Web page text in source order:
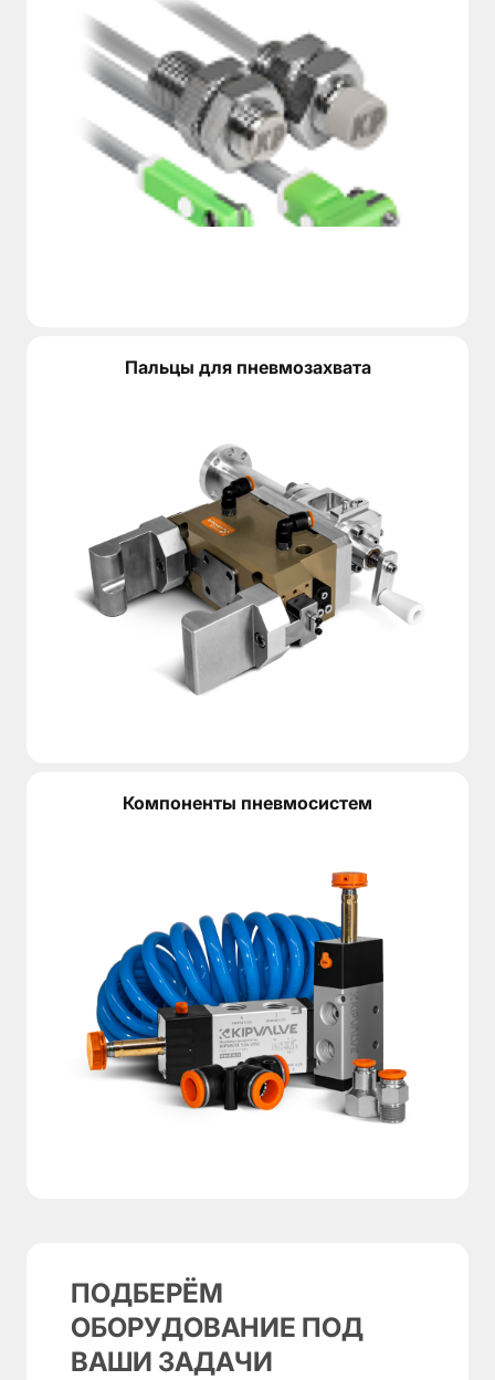
Для квадратных изделий с требованиями к
При выборе VGTF55-99 важно учитывать не только
На что обратить внимание при подборе
VGTF55-99 рассчитан на задачи, где требуется
Перед выбором этой модели стоит проверить:
достаточно ли хода 8 мм на губку для вашей детали;
подходит ли усилие закрытия под фактическую
нужно ли именно четырехточечное удержание и
VGTF55-99 относится к центрирующим захватам
Четырехпальцевая схема особенно полезна в
За счет такой конструкции VGTF55-99 подходит
Почему лучше купить пневмозахват
VGTF55-99 — решение для производств, где важны
Компания КИПВАЛЬВ помогает подобрать
Чтобы получить коммерческое предложение и
Пальцы для пневмозахвата
Компоненты пневмосистем
ПОДБЕРЁМ
ОБОРУДОВАНИЕ ПОД
ВАШИ ЗАДАЧИ